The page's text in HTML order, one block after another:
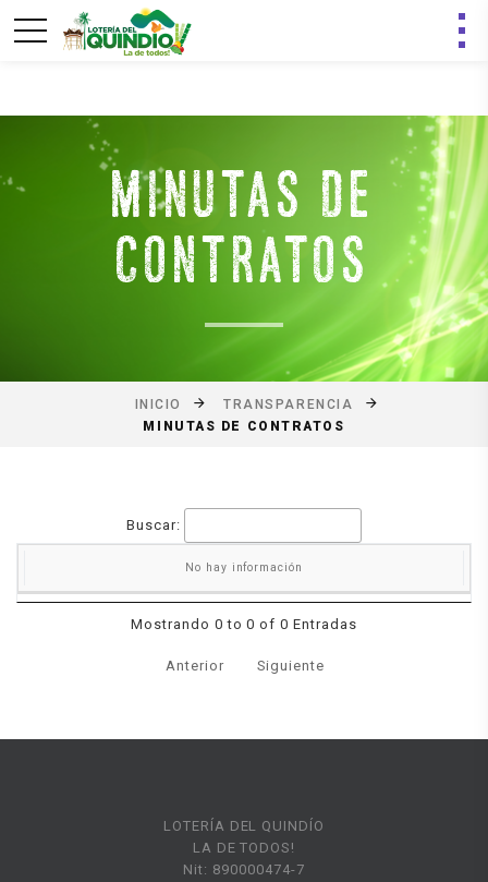
MINUTAS DE
CONTRATOS
INICIO
TRANSPARENCIA
MINUTAS DE CONTRATOS
Buscar:
DESCRIPCIÓN
No hay información
Mostrando 0 to 0 of 0 Entradas
Anterior Siguiente
LOTERÍA DEL QUINDÍO
LA DE TODOS!
Nit: 890000474-7